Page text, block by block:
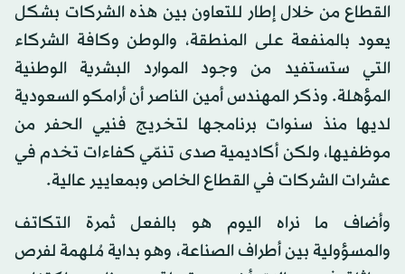
القطاع من خلال إطار للتعاون بين هذه الشركات بشكل
يعود بالمنفعة على المنطقة، والوطن وكافة الشركاء
التي ستستفيد من وجود الموارد البشرية الوطنية
المؤهلة. وذكر المهندس أمين الناصر أن أرامكو السعودية
لديها منذ سنوات برنامجها لتخريج فنيي الحفر من
موظفيها، ولكن أكاديمية صدى تنمّي كفاءات تخدم في
عشرات الشركات في القطاع الخاص وبمعايير عالية.
وأضاف ما نراه اليوم هو بالفعل ثمرة التكاتف
والمسؤولية بين أطراف الصناعة، وهو بداية مُلهمة لفرص